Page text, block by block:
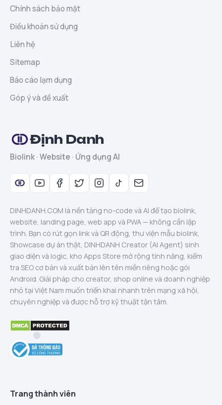
Chính sách bảo mật
Điều khoản sử dụng
Liên hệ
Sitemap
Báo cáo lạm dụng
Góp ý và đề xuất
Định Danh
Biolink · Website · Ứng dụng AI
DINHDANH.COM là nền tảng no-code và AI để tạo biolink,
website, landing page, web app và PWA — không cần lập
trình. Bạn có rút gọn link và QR động, thư viện mẫu biolink,
Showcase dự án thật, DINHDANH Creator (AI Agent) sinh
giao diện và logic, kho Apps Store mở rộng tính năng, kiểm
tra SEO cơ bản và xuất bản lên tên miền riêng hoặc gói
Android. Giải pháp cho creator, shop online và doanh nghiệp
nhỏ tại Việt Nam muốn triển khai nhanh trên mạng xã hội,
chuyên nghiệp và được hỗ trợ kỹ thuật tận tâm.
Trang thành viên